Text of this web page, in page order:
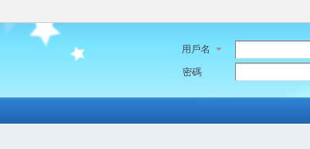
用戶名
密碼